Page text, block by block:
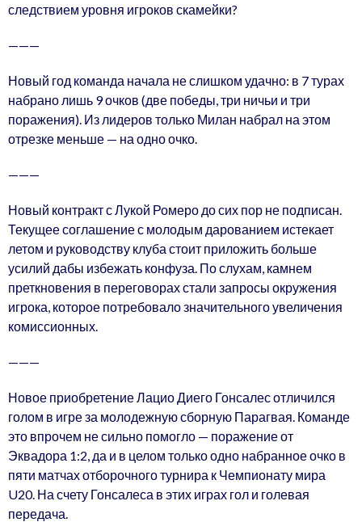
следствием уровня игроков скамейки?
———
Новый год команда начала не слишком удачно: в 7 турах
набрано лишь 9 очков (две победы, три ничьи и три
поражения). Из лидеров только Милан набрал на этом
отрезке меньше — на одно очко.
———
Новый контракт с Лукой Ромеро до сих пор не подписан.
Текущее соглашение с молодым дарованием истекает
летом и руководству клуба стоит приложить больше
усилий дабы избежать конфуза. По слухам, камнем
преткновения в переговорах стали запросы окружения
игрока, которое потребовало значительного увеличения
комиссионных.
———
Новое приобретение Лацио Диего Гонсалес отличился
голом в игре за молодежную сборную Парагвая. Команде
это впрочем не сильно помогло — поражение от
Эквадора 1:2, да и в целом только одно набранное очко в
пяти матчах отборочного турнира к Чемпионату мира
U20. На счету Гонсалеса в этих играх гол и голевая
передача.